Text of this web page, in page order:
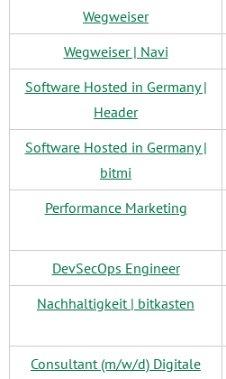
Wegweiser
Wegweiser | Navi
Software Hosted in Germany |
Header
Software Hosted in Germany |
bitmi
Performance Marketing
DevSecOps Engineer
Nachhaltigkeit | bitkasten
Consultant (m/w/d) Digitale